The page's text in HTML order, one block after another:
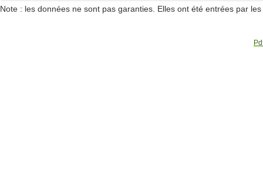
Note : les données ne sont pas garanties. Elles ont été entrées par